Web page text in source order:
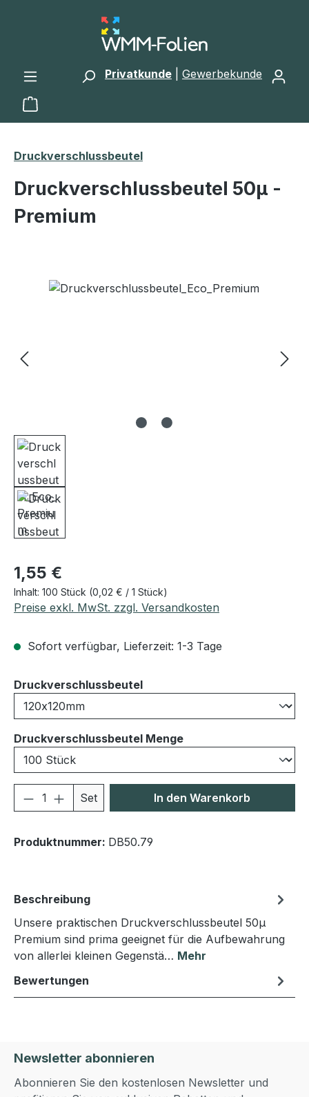
Zum Hauptinhalt springen
Privatkunde Gewerbekunde
Warenkorb enthält 0 Positionen. Der
Druckverschlussbeutel
Druckverschlussbeutel 50μ -
Premium
Bildergalerie überspringen
Regulärer Preis:
1,55 €
Inhalt: 100 Stück (0,02 € / 1 Stück)
Preise exkl. MwSt. zzgl. Versandkosten
Sofort verfügbar, Lieferzeit: 1-3 Tage
Druckverschlussbeutelauswählen
Druckverschlussbeutel Mengeauswählen
Produkt Anzahl: Gib den
Set In den Warenkorb
Produktnummer: DB50.79
Beschreibung
Unsere praktischen Druckverschlussbeutel 50μ
Premium sind prima geeignet für die Aufbewahrung
von allerlei kleinen Gegenstä… Mehr
Bewertungen
Newsletter abonnieren
Abonnieren Sie den kostenlosen Newsletter und